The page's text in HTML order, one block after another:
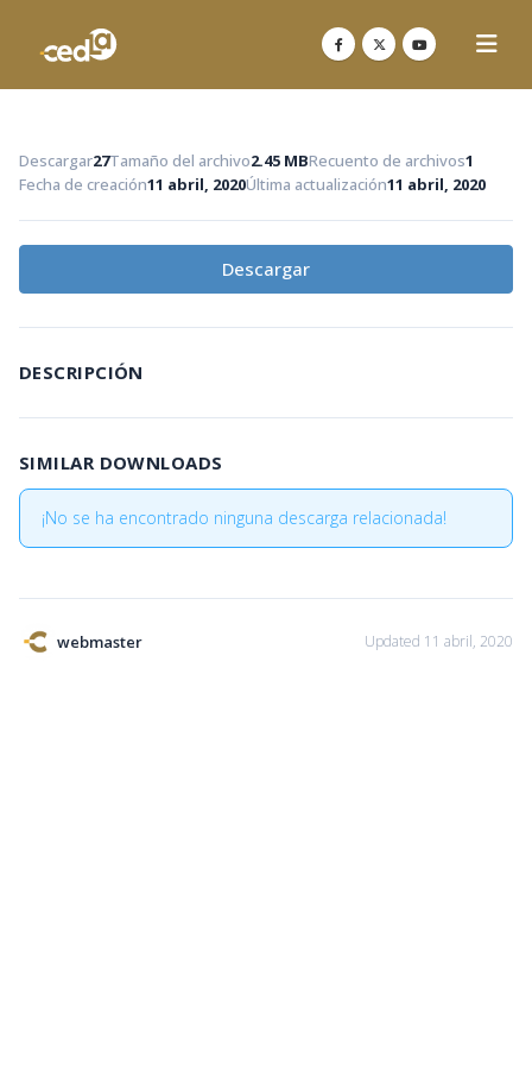
Descargar27Tamaño del archivo2.45 MBRecuento de archivos1
Fecha de creación11 abril, 2020Última actualización11 abril, 2020
Descargar
DESCRIPCIÓN
SIMILAR DOWNLOADS
¡No se ha encontrado ninguna descarga relacionada!
webmaster Updated 11 abril, 2020